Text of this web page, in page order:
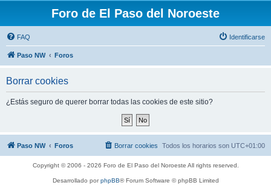
Foro de El Paso del Noroeste
FAQ Identificarse
Paso NW Foros
Borrar cookies
¿Estás seguro de querer borrar todas las cookies de este sitio?
Paso NW Foros Todos los horarios son UTC+01:00
Borrar cookies
Copyright © 2006 - 2026 Foro de El Paso del Noroeste All rights reserved.
Desarrollado porphpBB® Forum Software © phpBB Limited